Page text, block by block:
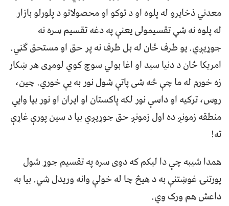
معدني ذخايرو له پلوه او د توکو او محصولاتو د پلورلو بازار
له پلوه نه شي تقسيمولی يعنې په دغه تقسيم سره نه
جوړيږي. يو طرف ځان له بل طرف نه پر حق او مستحق ګڼي.
امريکا ځان د دنيا سيد او اغا بولي سوچ کوي لومړی هر ښکار
زه خورم له ما چې څه شی پاتې شول نور به يې خوري. چين،
روس، ترکيه او داسې نور لکه پاکستان او ايران او نور بيا وايي
منطقه زمونږ ده اول زمونږ حق جوړيږي بيا د سين پورې غاړې
ته!
همدا شيبه چې دا ليکم که دوی سره په تقسيم جوړ شول
پورتنۍ غوښتنې به د هيڅ چا له خولې وانه وريدل شي. بيا به
داعش هم ورک وي.